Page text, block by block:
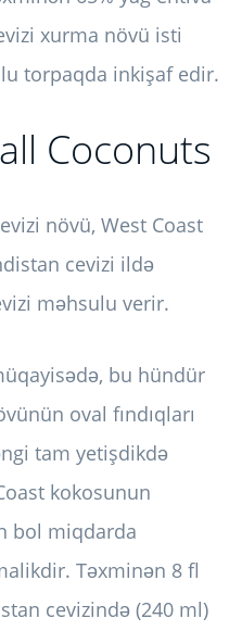
xurma növü isti
torpaqda inkişaf edir.
Coconuts
növü, West Coast
cevizi ildə
məhsulu verir.
bu hündür
oval fındıqları
tam yetişdikdə
kokosunun
bol miqdarda
Təxminən 8 fl
cevizində (240 ml)